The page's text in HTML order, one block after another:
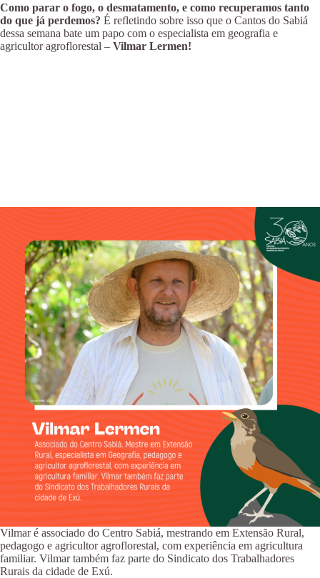
Como parar o fogo, o desmatamento, e como recuperamos tanto
do que já perdemos? É refletindo sobre isso que o Cantos do Sabiá
dessa semana bate um papo com o especialista em geografia e
agricultor agroflorestal – Vilmar Lermen!
Vilmar é associado do Centro Sabiá, mestrando em Extensão Rural,
pedagogo e agricultor agroflorestal, com experiência em agricultura
familiar. Vilmar também faz parte do Sindicato dos Trabalhadores
Rurais da cidade de Exú.